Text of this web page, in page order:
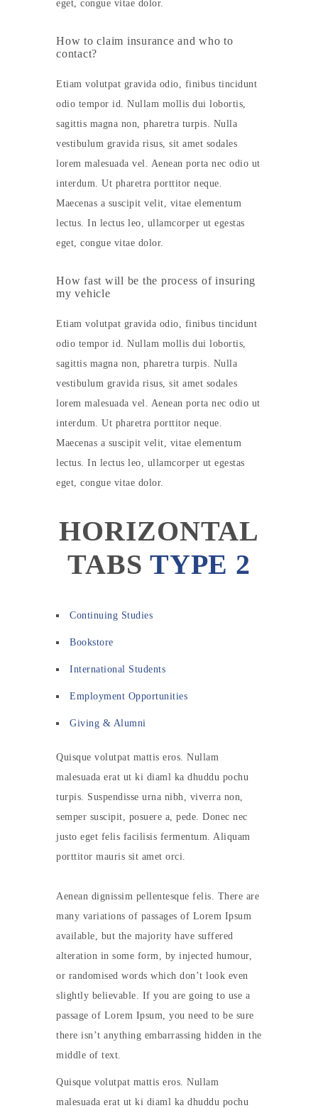
eget, congue vitae dolor.
How to claim insurance and who to
contact?
Etiam volutpat gravida odio, finibus tincidunt
odio tempor id. Nullam mollis dui lobortis,
sagittis magna non, pharetra turpis. Nulla
vestibulum gravida risus, sit amet sodales
lorem malesuada vel. Aenean porta nec odio ut
interdum. Ut pharetra porttitor neque.
Maecenas a suscipit velit, vitae elementum
lectus. In lectus leo, ullamcorper ut egestas
eget, congue vitae dolor.
How fast will be the process of insuring
my vehicle
Etiam volutpat gravida odio, finibus tincidunt
odio tempor id. Nullam mollis dui lobortis,
sagittis magna non, pharetra turpis. Nulla
vestibulum gravida risus, sit amet sodales
lorem malesuada vel. Aenean porta nec odio ut
interdum. Ut pharetra porttitor neque.
Maecenas a suscipit velit, vitae elementum
lectus. In lectus leo, ullamcorper ut egestas
eget, congue vitae dolor.
HORIZONTAL
TABSTYPE 2
Continuing Studies
Bookstore
International Students
Employment Opportunities
Giving & Alumni
Quisque volutpat mattis eros. Nullam
malesuada erat ut ki diaml ka dhuddu pochu
turpis. Suspendisse urna nibh, viverra non,
semper suscipit, posuere a, pede. Donec nec
justo eget felis facilisis fermentum. Aliquam
porttitor mauris sit amet orci.
Aenean dignissim pellentesque felis. There are
many variations of passages of Lorem Ipsum
available, but the majority have suffered
alteration in some form, by injected humour,
or randomised words which don’t look even
slightly believable. If you are going to use a
passage of Lorem Ipsum, you need to be sure
there isn’t anything embarrassing hidden in the
middle of text.
Quisque volutpat mattis eros. Nullam
malesuada erat ut ki diaml ka dhuddu pochu